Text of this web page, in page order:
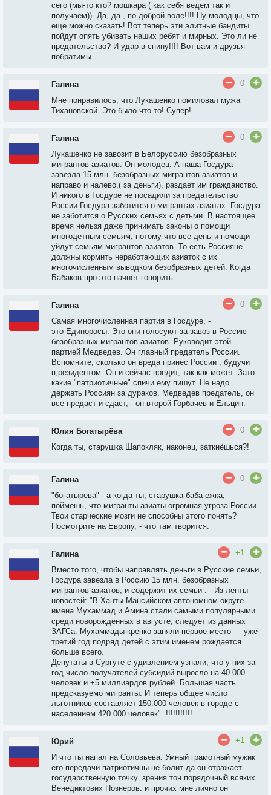
сего (мы-то кто? мошкара ( как себя ведем так и
получаем)). Да, да , по доброй воле!!!! Ну молодцы, что
еще можно сказать! Вот теперь эти элитные бандиты
пойдут опять убивать наших ребят и мирных. Это ли не
предательство? И удар в спину!!!! Вот вам и друзья-
побратимы.
Галина
0
Мне понравилось, что Лукашенко помиловал мужа
Тихановской. Это было что-то! Супер!
Галина
0
Лукашенко не завозит в Белоруссию безобразных
мигрантов азиатов. Он молодец. А наша Госдура
завезла 15 млн. безобразных мигрантов азиатов и
направо и налево,( за деньги), раздает им гражданство.
И никого в Госдуре не посадили за предательство
России.Госдура заботится о мигрантах азиатах. Госдура
не заботится о Русских семьях с детьми. В настоящее
время нельзя даже принимать законы о помощи
многодетным семьям, потому что все деньги помощи
уйдут семьям мигрантов азиатов. То есть Россияне
должны кормить неработающих азиаток с их
многочисленным выводком безобразных детей. Когда
Бабаков про это начнет говорить.
Галина
0
Самая многочисленная партия в Госдуре, -
это Единоросы. Это они голосуют за завоз в Россию
безобразных мигрантов азиатов. Руководит этой
партией Медведев. Он главный предатель России.
Вспомните, сколько он вреда принес России , будучи
п,резидентом. Он и сейчас вредит, так как может. Зато
какие "патриотичные" спичи ему пишут. Не надо
держать Россиян за дураков. Медведев предатель, он
все предаст и сдаст, - он второй Горбачев и Ельцин.
Юлия Богатырёва
0
Когда ты, старушка Шапокляк, наконец, заткнёшься?!
Галина
0
"богатырева" - а когда ты, старушка баба ежка,
поймешь, что мигранты азиаты огромная угроза России.
Твои старческие мозги не способны этого понять?
Посмотрите на Европу, - что там творится.
Галина
+1
Вместо того, чтобы направлять деньги в Русские семьи,
Госдура завезла в Россию 15 млн. безобразных
мигрантов азиатов, и содержит их семьи . - Из ленты
новостей: "В Ханты-Мансийском автономном округе
имена Мухаммад и Амина стали самыми популярными
среди новорожденных в августе, следует из данных
ЗАГСа. Мухаммады крепко заняли первое место — уже
третий год подряд детей с этим именем рождается
больше всего.
Депутаты в Сургуте с удивлением узнали, что у них за
год число получателей субсидий выросло на 40.000
человек и +5 миллиардов рублей. Большая часть
предсказуемо мигранты. И теперь общее число
льготников составляет 150.000 человек в городе с
населением 420.000 человек". !!!!!!!!!!!
Юрий
+1
И что ты напал на Соловьева. Умный грамотный мужик
его передачи патриотичны не болит да он отражает.
государственную точку. зрения тон порядочный всяких
Венедиктових Познеров. и прочих мне лично он